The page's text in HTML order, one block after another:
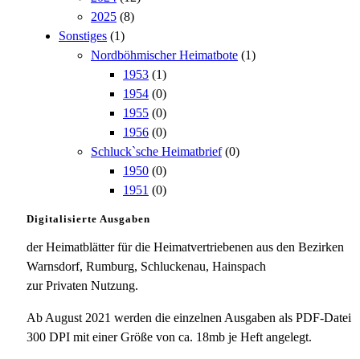
2025 (8)
Sonstiges (1)
Nordböhmischer Heimatbote (1)
1953 (1)
1954 (0)
1955 (0)
1956 (0)
Schluck`sche Heimatbrief (0)
1950 (0)
1951 (0)
Digitalisierte Ausgaben
der Heimatblätter für die Heimatvertriebenen aus den Bezirken
Warnsdorf, Rumburg, Schluckenau, Hainspach
zur Privaten Nutzung.
Ab August 2021 werden die einzelnen Ausgaben als PDF-Datei
300 DPI mit einer Größe von ca. 18mb je Heft angelegt.